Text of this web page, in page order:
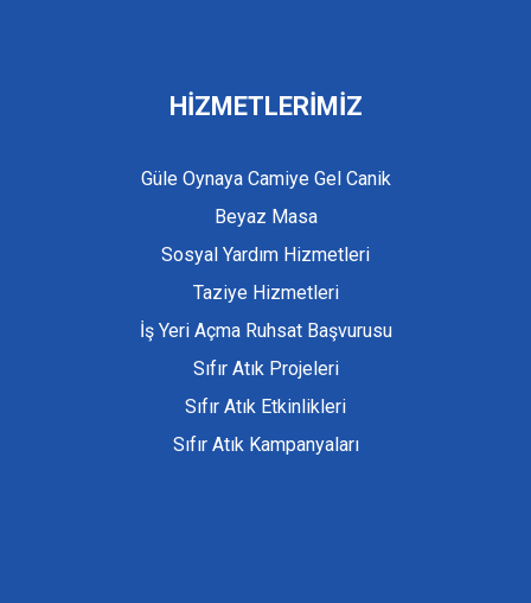
HİZMETLERİMİZ
Güle Oynaya Camiye Gel Canik
Beyaz Masa
Sosyal Yardım Hizmetleri
Taziye Hizmetleri
İş Yeri Açma Ruhsat Başvurusu
Sıfır Atık Projeleri
Sıfır Atık Etkinlikleri
Sıfır Atık Kampanyaları